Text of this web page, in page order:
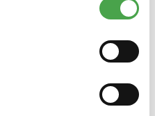
Sie hier: